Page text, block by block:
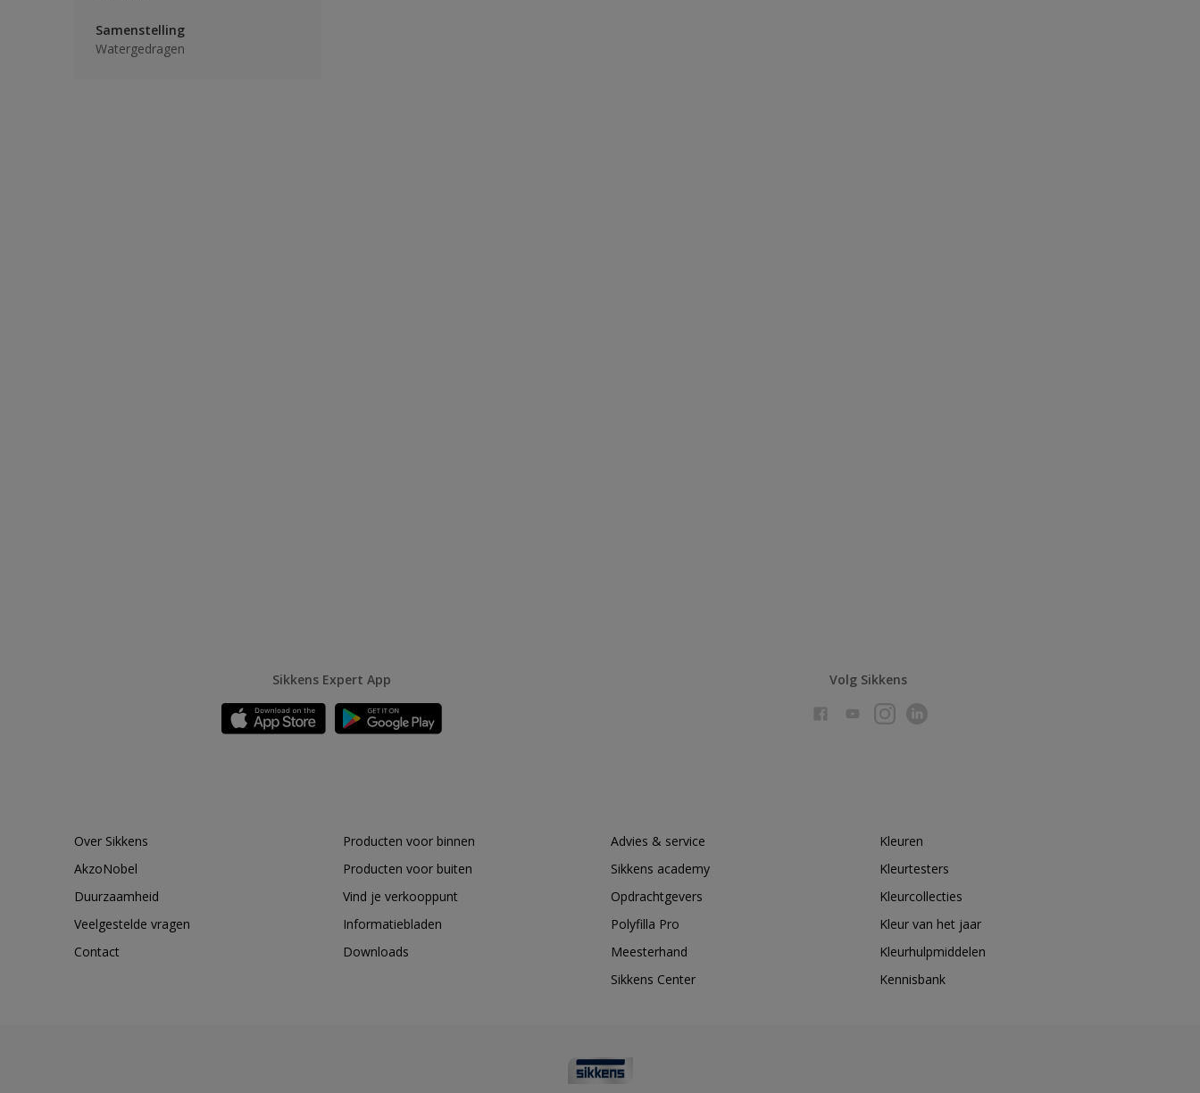
Samenstelling
Watergedragen
Sikkens Expert App Volg Sikkens
Over Sikkens
AkzoNobel
Duurzaamheid
Veelgestelde vragen
Contact
Producten voor binnen
Producten voor buiten
Vind je verkooppunt
Informatiebladen
Downloads
Advies & service
Sikkens academy
Opdrachtgevers
Polyfilla Pro
Meesterhand
Sikkens Center
Kleuren
Kleurtesters
Kleurcollecties
Kleur van het jaar
Kleurhulpmiddelen
Kennisbank